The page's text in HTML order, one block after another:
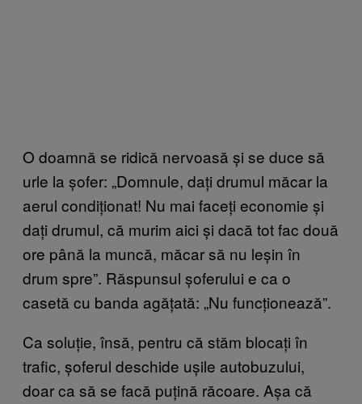
O doamnă se ridică nervoasă și se duce să
urle la șofer: „Domnule, dați drumul măcar la
aerul condiționat! Nu mai faceți economie și
dați drumul, că murim aici și dacă tot fac două
ore până la muncă, măcar să nu leșin în
drum spre”. Răspunsul șoferului e ca o
casetă cu banda agățată: „Nu funcționează”.
Ca soluție, însă, pentru că stăm blocați în
trafic, șoferul deschide ușile autobuzului,
doar ca să se facă puțină răcoare. Așa că